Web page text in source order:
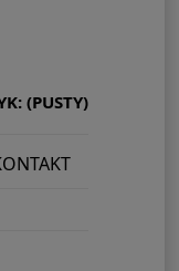
(PUSTY)